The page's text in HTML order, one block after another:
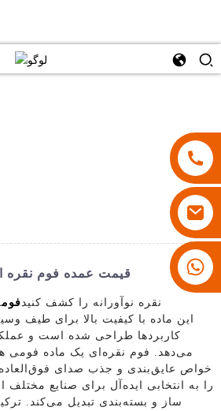
قیمت عمده فوم نقره
نقره نوآورانه را کشف کنید فوم
کاربردها طراحی شده است و
می‌دهد. فوم نقره‌ای یک ماده
خواص عایق‌بندی و جذب صدای
را به انتخابی ایده‌آل برای صنایع
ساز و بسته‌بندی تبدیل می‌کند.